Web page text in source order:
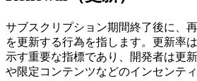
サブスクリプション期間終了後に、
を更新する行為を指します。 更新率
示す重要な指標であり、開発者は更
や限定コンテンツなどのインセンテ